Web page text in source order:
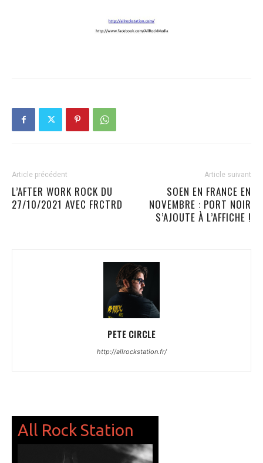
Article précédent
L’AFTER WORK ROCK DU
27/10/2021 AVEC FRCTRD
Article suivant
SOEN EN FRANCE EN
NOVEMBRE : PORT NOIR
S’AJOUTE À L’AFFICHE !
PETE CIRCLE
http://allrockstation.fr/